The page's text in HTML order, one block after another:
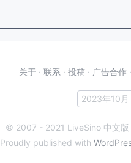
关于 · 联系 · 投稿 · 广告合作 ·
© 2007 - 2021 LiveSino 中文版
Proudly published with